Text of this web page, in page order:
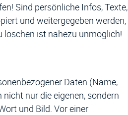
Sind persönliche Infos, Texte,
und weitergegeben werden,
löschen ist nahezu unmöglich!
Daten (Name,
nur die eigenen, sondern
und Bild. Vor einer